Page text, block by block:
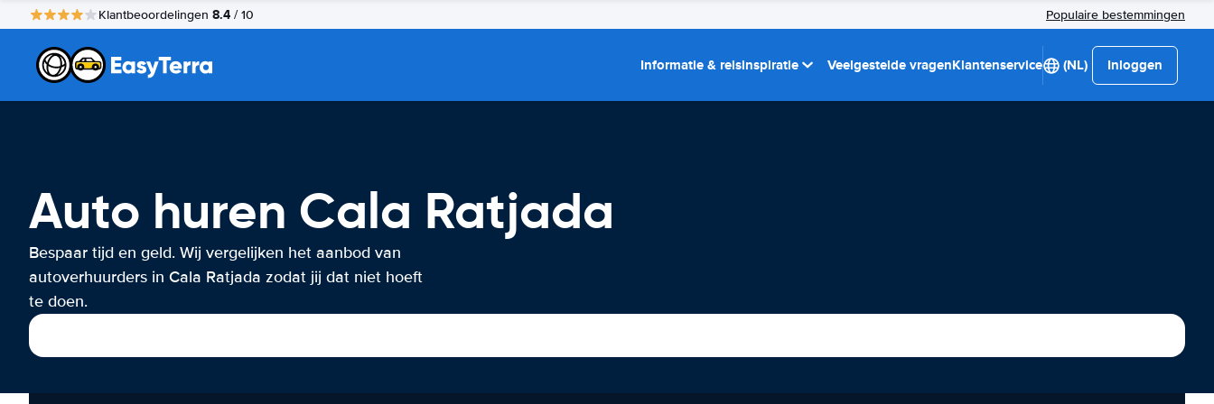
Klantbeoordelingen 8.4 / 10 Populaire bestemmingen
Informatie & reisinspiratie Veelgestelde vragenKlantenservice (NL) Inloggen
Auto huren Cala Ratjada
Bespaar tijd en geld. Wij vergelijken het aanbod van
autoverhuurders in Cala Ratjada zodat jij dat niet hoeft
te doen.